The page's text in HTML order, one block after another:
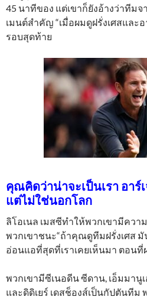
45 นาทีของ แต่เขาก็ยังอ้างว่าทีม
เมนต์สำคัญ “เมื่อผมดูฝรั่งเศสและ
รอบสุดท้าย
คุณคิดว่าน่าจะเป็นเรา อา
แต่ไม่ใช่นอกโลก
ลิโอเนล เมสซีทำให้พวกเขามีควา
พวกเขาชนะ“ถ้าคุณดูทีมฝรั่งเศส
อ่อนแอที่สุดที่เราเคยเห็นมา ตอนที่
พวกเขามีซีเนอดีน ซีดาน, เอ็มมานูเ
และดิดิเยร์ เดสช็องส์เป็นกัปตันทีม